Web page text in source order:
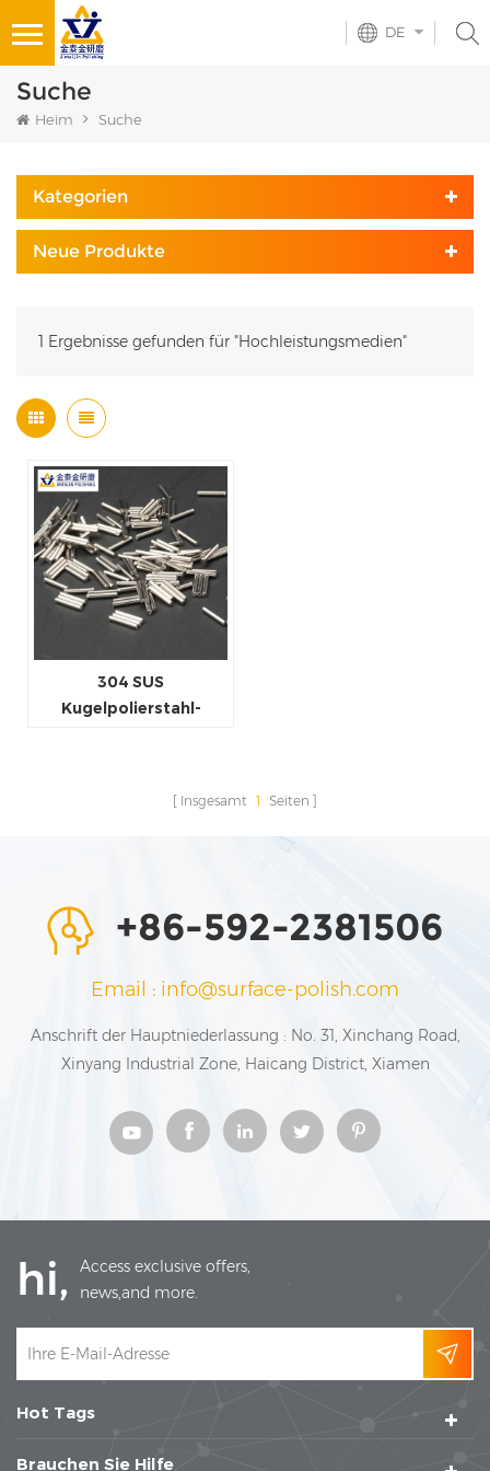
DE
Suche
Heim Suche
Kategorien
Neue Produkte
1 Ergebnisse gefunden für "Hochleistungsmedien"
304 SUS
Kugelpolierstahl-
Insgesamt 1 Seiten
+86-592-2381506
Email : info@surface-polish.com
Anschrift der Hauptniederlassung : No. 31, Xinchang Road,
Xinyang Industrial Zone, Haicang District, Xiamen
hi,
Access exclusive offers,
news,and more.
Hot Tags
Brauchen Sie Hilfe